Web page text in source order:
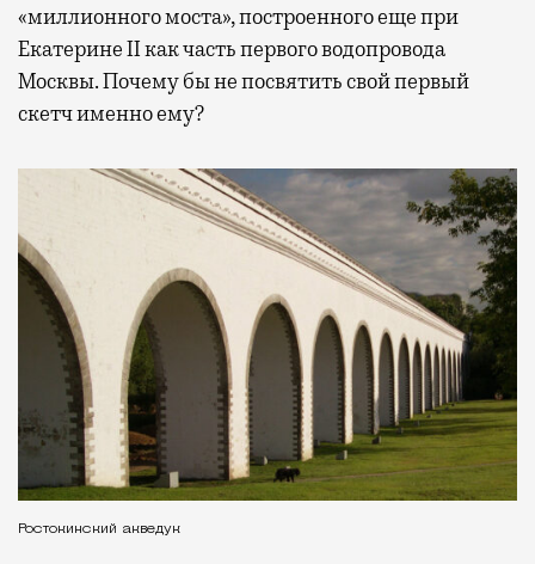
«миллионного моста», построенного еще при
Екатерине II как часть первого водопровода
Москвы. Почему бы не посвятить свой первый
скетч именно ему?
Ростокинский акведук